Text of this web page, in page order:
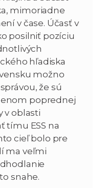
mimoriadne
v čase. Účasť v
posilniť pozíciu
hľadiska
možno
že sú
poprednej
v oblasti
tímu ESS na
cieľ bolo pre
ma veľmi
snahe.